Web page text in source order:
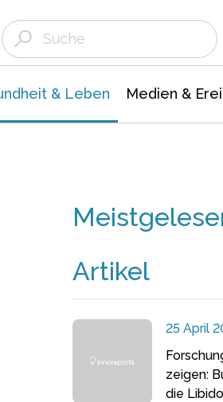
& Leben Medien &
Artikel
25 April
zeigen:
die